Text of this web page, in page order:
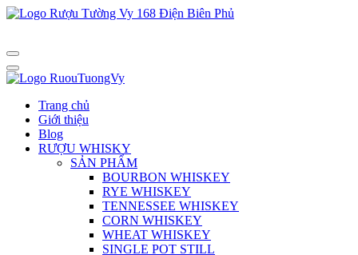
Trang chủ
Giới thiệu
Blog
RƯỢU WHISKY
SẢN PHẨM
BOURBON WHISKEY
RYE WHISKEY
TENNESSEE WHISKEY
CORN WHISKEY
WHEAT WHISKEY
SINGLE POT STILL